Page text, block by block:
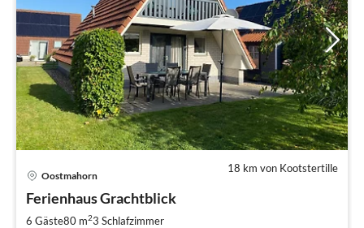
18 km von Kootstertille
Oostmahorn
Ferienhaus Grachtblick
6 Gäste80 m23 Schlafzimmer